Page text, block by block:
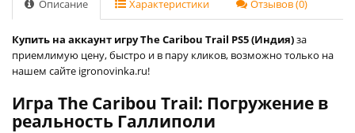
Описание Характеристики Отзывов (0)
Купить на аккаунт игру The Caribou Trail PS5 (Индия)за
приемлимую цену, быстро и в пару кликов, возможно только на
нашем сайте igronovinka.ru!
Игра The Caribou Trail: Погружение в
реальность Галлиполи